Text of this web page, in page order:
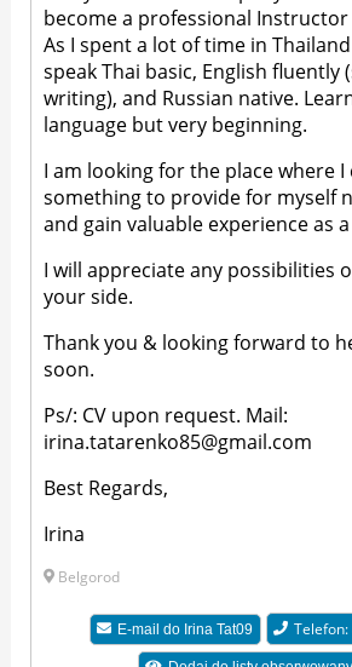
become a professional
As I spent a lot of time in
speak Thai basic, English fluently
writing), and Russian native.
language but very beginning.
I am looking for the place where I
something to provide for myself
and gain valuable experience as
I will appreciate any possibilities
your side.
Thank you & looking forward to
soon.
Ps/: CV upon request. Mail:
irina.tatarenko85@gmail.com
Best Regards,
Irina
Belgorod
E-mail do Irina Tat09